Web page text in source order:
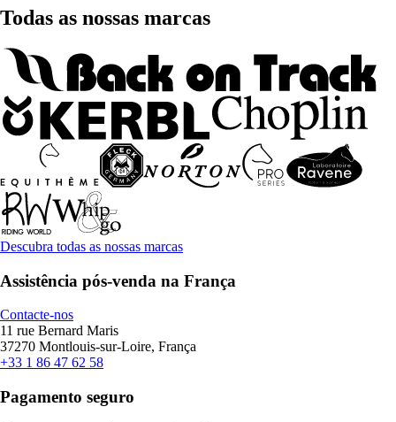
Todas as nossas marcas
Descubra todas as nossas marcas
Assistência pós-venda na França
Contacte-nos
11 rue Bernard Maris
37270 Montlouis-sur-Loire, França
+33 1 86 47 62 58
Pagamento seguro